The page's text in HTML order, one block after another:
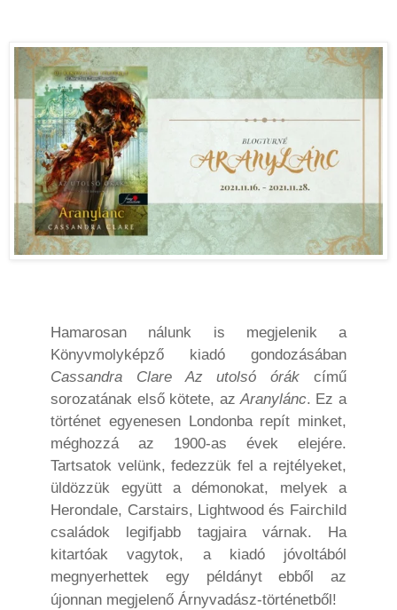
Hamarosan nálunk is megjelenik a
Könyvmolyképző kiadó gondozásában
Cassandra Clare Az utolsó órák című
sorozatának első kötete, azAranylánc. Ez a
történet egyenesen Londonba repít minket,
méghozzá az 1900-as évek elejére.
Tartsatok velünk, fedezzük fel a rejtélyeket,
üldözzük együtt a démonokat, melyek a
Herondale, Carstairs, Lightwood és Fairchild
családok legifjabb tagjaira várnak. Ha
kitartóak vagytok, a kiadó jóvoltából
megnyerhettek egy példányt ebből az
újonnan megjelenő Árnyvadász-történetből!